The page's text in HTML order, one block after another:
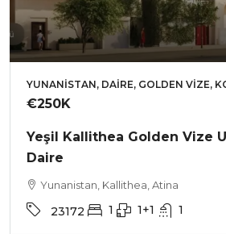
YUNANISTAN, DAIRE, GOLDEN VIZE,
€250K
Yeşil Kallithea Golden Vize
Daire
Yunanistan, Kallithea, Atina
23172 1 1+1 1